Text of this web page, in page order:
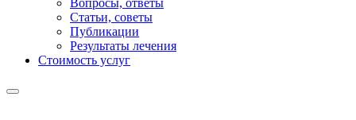
Вопросы, ответы
Статьи, советы
Публикации
Результаты лечения
Стоимость услуг